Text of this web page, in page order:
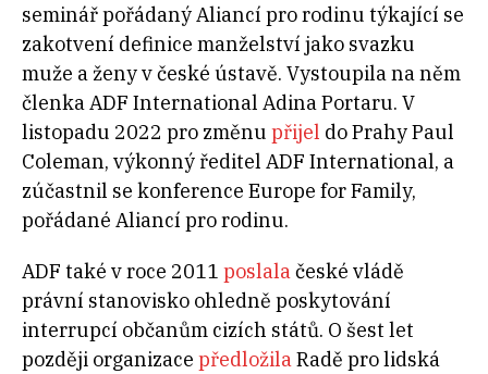
seminář pořádaný Aliancí pro rodinu týkající se
zakotvení definice manželství jako svazku
muže a ženy v české ústavě. Vystoupila na něm
členka ADF International Adina Portaru. V
listopadu 2022 pro změnu přijel do Prahy Paul
Coleman, výkonný ředitel ADF International, a
zúčastnil se konference Europe for Family,
pořádané Aliancí pro rodinu.
ADF také v roce 2011 poslala české vládě
právní stanovisko ohledně poskytování
interrupcí občanům cizích států. O šest let
později organizace předložila Radě pro lidská